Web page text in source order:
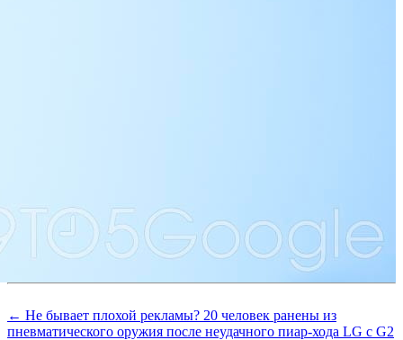
← Не бывает плохой рекламы? 20 человек ранены из
пневматического оружия после неудачного пиар-хода LG с G2